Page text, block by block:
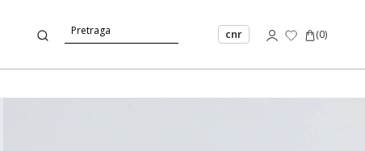
cnr (0)